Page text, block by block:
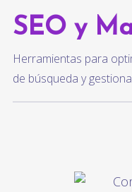
SEO y
Herramientas para
de búsqueda y